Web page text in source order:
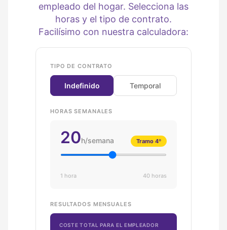
empleado del hogar. Selecciona las
horas y el tipo de contrato.
Facilísimo con nuestra calculadora:
TIPO DE CONTRATO
Indefinido Temporal
HORAS SEMANALES
20h/semana Tramo 4º
1 hora 40 horas
RESULTADOS MENSUALES
COSTE TOTAL PARA EL EMPLEADOR